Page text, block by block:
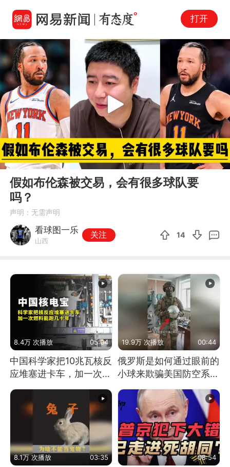
打开
00:00 00:41
Play
假如布伦森被交易，会有很多球队要
吗？
声明：无需声明
看球图一乐
山西
关注 14
8.4万 次播放 05:04
中国科学家把10兆瓦核反
应堆塞进卡车，加一次燃
19.9万 次播放 00:44
俄罗斯是如何通过眼前的
小球来欺骗美国防空系统
8.1万 次播放 03:35 08:54